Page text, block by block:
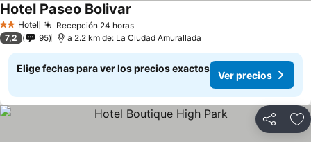
2 Estrellas
Hotel Recepción 24 horas
Hotel Paseo Bolivar
7,2 95 a 2.2 km de: La Ciudad Amurallada
Elige fechas para ver los precios exactos
Ver precios
Compartir